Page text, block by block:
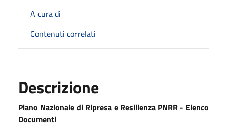
A cura di
Contenuti correlati
Descrizione
Piano Nazionale di Ripresa e Resilienza PNRR - Elenco
Documenti